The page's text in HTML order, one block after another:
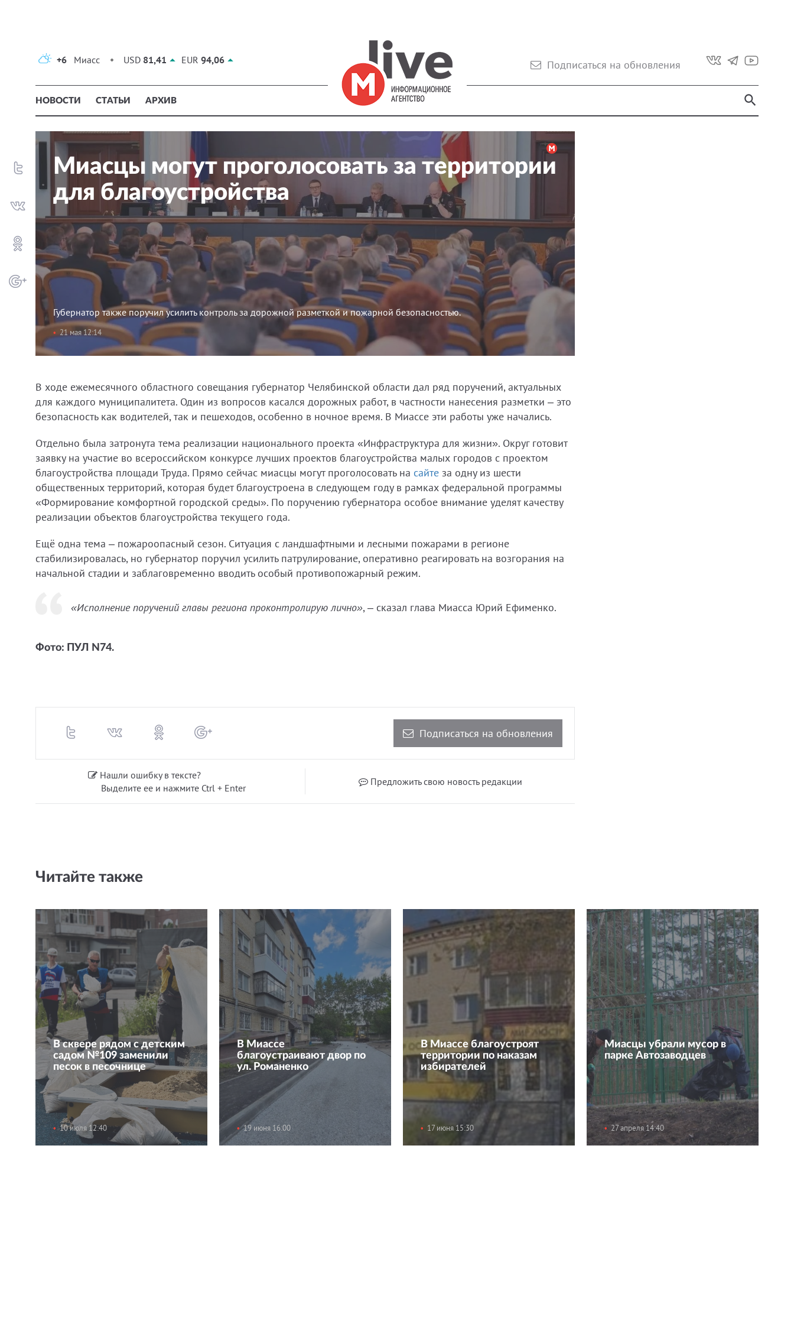
+6 Миасс USD 81,41 EUR 94,06 Подписаться на обновления
НОВОСТИ СТАТЬИ АРХИВ
Миасцы могут проголосовать за территории
для благоустройства
Губернатор также поручил усилить контроль за дорожной разметкой и пожарной безопасностью.
21 мая 12:14
В ходе ежемесячного областного совещания губернатор Челябинской области дал ряд поручений, актуальных
для каждого муниципалитета. Один из вопросов касался дорожных работ, в частности нанесения разметки – это
безопасность как водителей, так и пешеходов, особенно в ночное время. В Миассе эти работы уже начались.
Отдельно была затронута тема реализации национального проекта «Инфраструктура для жизни». Округ готовит
заявку на участие во всероссийском конкурсе лучших проектов благоустройства малых городов с проектом
благоустройства площади Труда. Прямо сейчас миасцы могут проголосовать на сайте за одну из шести
общественных территорий, которая будет благоустроена в следующем году в рамках федеральной программы
«Формирование комфортной городской среды». По поручению губернатора особое внимание уделят качеству
реализации объектов благоустройства текущего года.
Ещё одна тема – пожароопасный сезон. Ситуация с ландшафтными и лесными пожарами в регионе
стабилизировалась, но губернатор поручил усилить патрулирование, оперативно реагировать на возгорания на
начальной стадии и заблаговременно вводить особый противопожарный режим.
«Исполнение поручений главы региона проконтролирую лично», – сказал глава Миасса Юрий Ефименко.
Фото: ПУЛ N74.
Подписаться на обновления
Нашли ошибку в тексте?
Выделите ее и нажмите Ctrl + Enter
Предложить свою новость редакции
Читайте также
В сквере рядом с детским
садом №109 заменили
песок в песочнице
10 июля 12:40
В Миассе
благоустраивают двор по
ул. Романенко
19 июня 16:00
В Миассе благоустроят
территории по наказам
избирателей
17 июня 15:30
Миасцы убрали мусор в
парке Автозаводцев
27 апреля 14:40